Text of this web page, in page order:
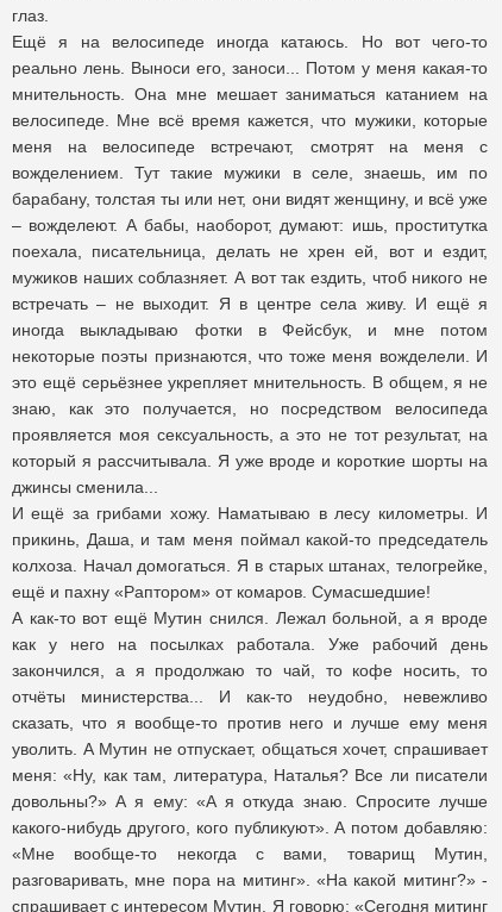
глаз.
Ещё я на велосипеде иногда катаюсь. Но вот чего-то
реально лень. Выноси его, заноси... Потом у меня какая-то
мнительность. Она мне мешает заниматься катанием на
велосипеде. Мне всё время кажется, что мужики, которые
меня на велосипеде встречают, смотрят на меня с
вожделением. Тут такие мужики в селе, знаешь, им по
барабану, толстая ты или нет, они видят женщину, и всё уже
– вожделеют. А бабы, наоборот, думают: ишь, проститутка
поехала, писательница, делать не хрен ей, вот и ездит,
мужиков наших соблазняет. А вот так ездить, чтоб никого не
встречать – не выходит. Я в центре села живу. И ещё я
иногда выкладываю фотки в Фейсбук, и мне потом
некоторые поэты признаются, что тоже меня вожделели. И
это ещё серьёзнее укрепляет мнительность. В общем, я не
знаю, как это получается, но посредством велосипеда
проявляется моя сексуальность, а это не тот результат, на
который я рассчитывала. Я уже вроде и короткие шорты на
джинсы сменила...
И ещё за грибами хожу. Наматываю в лесу километры. И
прикинь, Даша, и там меня поймал какой-то председатель
колхоза. Начал домогаться. Я в старых штанах, телогрейке,
ещё и пахну «Раптором» от комаров. Сумасшедшие!
А как-то вот ещё Мутин снился. Лежал больной, а я вроде
как у него на посылках работала. Уже рабочий день
закончился, а я продолжаю то чай, то кофе носить, то
отчёты министерства... И как-то неудобно, невежливо
сказать, что я вообще-то против него и лучше ему меня
уволить. А Мутин не отпускает, общаться хочет, спрашивает
меня: «Ну, как там, литература, Наталья? Все ли писатели
довольны?» А я ему: «А я откуда знаю. Спросите лучше
какого-нибудь другого, кого публикуют». А потом добавляю:
«Мне вообще-то некогда с вами, товарищ Мутин,
разговаривать, мне пора на митинг». «На какой митинг?» -
спрашивает с интересом Мутин. Я говорю: «Сегодня митинг